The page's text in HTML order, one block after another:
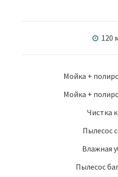
120
Мойка +
Мойка +
Чистка
Пылесос
Влажная
Пылесос